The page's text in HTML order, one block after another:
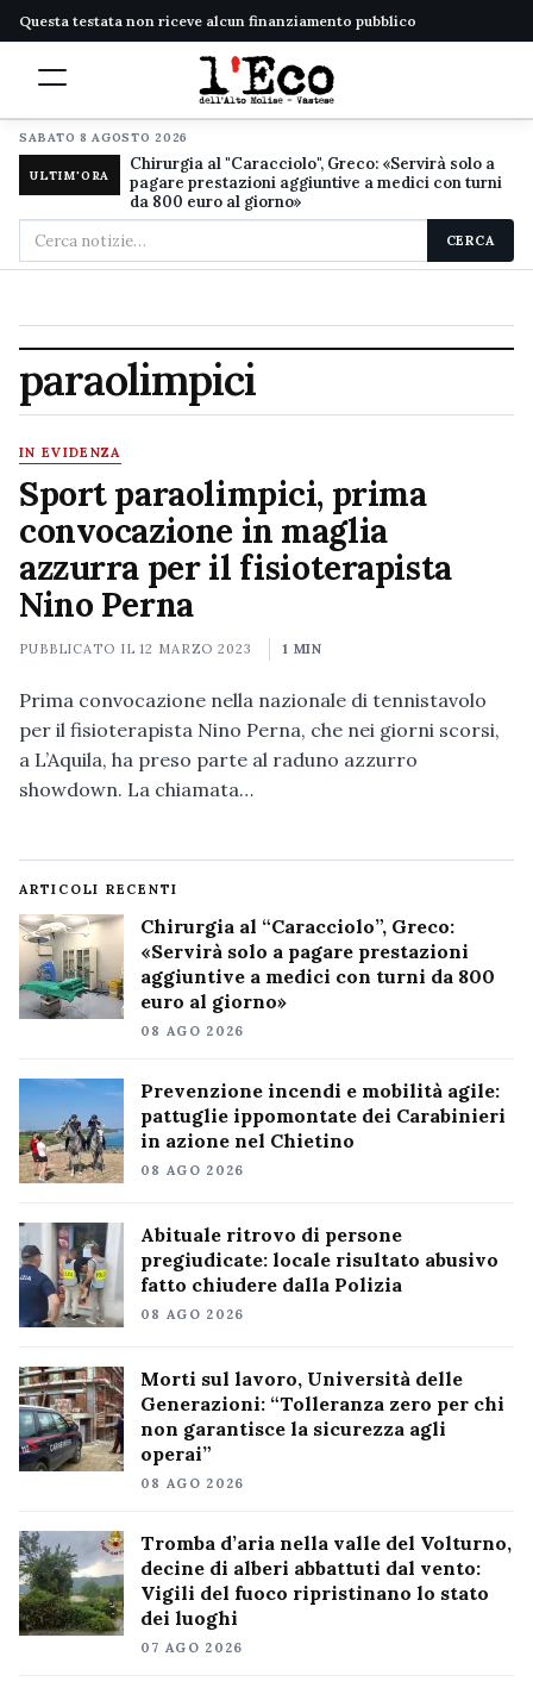
Questa testata non riceve alcun finanziamento pubblico
SABATO 8 AGOSTO 2026
ULTIM'ORA
Chirurgia al "Caracciolo", Greco: «Servirà solo a
pagare prestazioni aggiuntive a medici con turni
da 800 euro al giorno»
Cerca
nel
CERCA
paraolimpici
IN EVIDENZA
Sport paraolimpici, prima
convocazione in maglia
azzurra per il fisioterapista
Nino Perna
PUBBLICATO IL12 MARZO 2023 1 MIN
Prima convocazione nella nazionale di tennistavolo
per il fisioterapista Nino Perna, che nei giorni scorsi,
a L’Aquila, ha preso parte al raduno azzurro
showdown. La chiamata…
ARTICOLI RECENTI
Chirurgia al “Caracciolo”, Greco:
«Servirà solo a pagare prestazioni
aggiuntive a medici con turni da 800
euro al giorno»
08 AGO 2026
Prevenzione incendi e mobilità agile:
pattuglie ippomontate dei Carabinieri
in azione nel Chietino
08 AGO 2026
Abituale ritrovo di persone
pregiudicate: locale risultato abusivo
fatto chiudere dalla Polizia
08 AGO 2026
Morti sul lavoro, Università delle
Generazioni: “Tolleranza zero per chi
non garantisce la sicurezza agli
operai”
08 AGO 2026
Tromba d’aria nella valle del Volturno,
decine di alberi abbattuti dal vento:
Vigili del fuoco ripristinano lo stato
dei luoghi
07 AGO 2026